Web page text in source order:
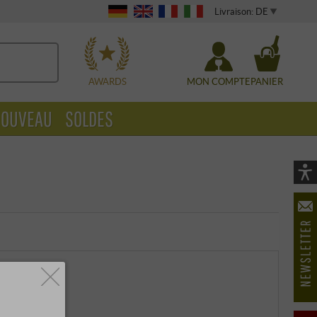
WÄHLEN Livraison: DE
AWARDS MON COMPTEPANIER
SOLDES